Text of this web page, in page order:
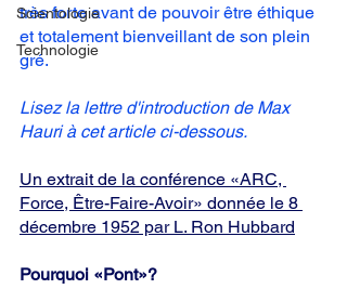
Scientologie
Technologie
très forte avant de pouvoir être éthique
et totalement bienveillant de son plein
gré.
Lisez la lettre d'introduction de Max
Hauri à cet article ci-dessous.
Un extrait de la conférence «ARC,
Force, Être-Faire-Avoir» donnée le 8
décembre 1952 par L. Ron Hubbard
Pourquoi «Pont»?